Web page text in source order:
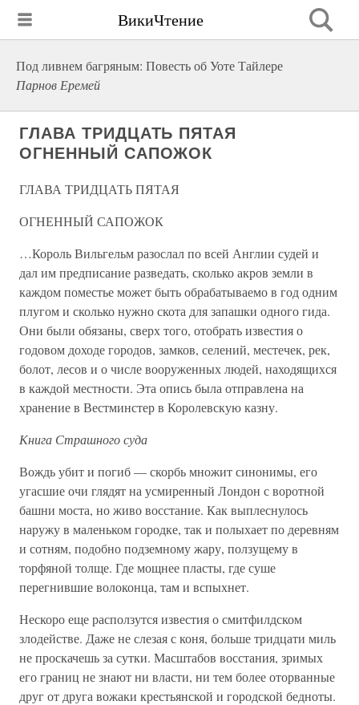
ВикиЧтение
Под ливнем багряным: Повесть об Уоте Тайлере
Парнов Еремей
ГЛАВА ТРИДЦАТЬ ПЯТАЯ
ОГНЕННЫЙ САПОЖОК
ГЛАВА ТРИДЦАТЬ ПЯТАЯ
ОГНЕННЫЙ САПОЖОК
…Король Вильгельм разослал по всей Англии судей и
дал им предписание разведать, сколько акров земли в
каждом поместье может быть обрабатываемо в год одним
плугом и сколько нужно скота для запашки одного гида.
Они были обязаны, сверх того, отобрать известия о
годовом доходе городов, замков, селений, местечек, рек,
болот, лесов и о числе вооруженных людей, находящихся
в каждой местности. Эта опись была отправлена на
хранение в Вестминстер в Королевскую казну.
Книга Страшного суда
Вождь убит и погиб — скорбь множит синонимы, его
угасшие очи глядят на усмиренный Лондон с воротной
башни моста, но живо восстание. Как выплеснулось
наружу в маленьком городке, так и полыхает по деревням
и сотням, подобно подземному жару, ползущему в
торфяной толще. Где мощнее пласты, где суше
перегнившие волоконца, там и вспыхнет.
Нескоро еще расползутся известия о смитфилдском
злодействе. Даже не слезая с коня, больше тридцати миль
не проскачешь за сутки. Масштабов восстания, зримых
его границ не знают ни власти, ни тем более оторванные
друг от друга вожаки крестьянской и городской бедноты.